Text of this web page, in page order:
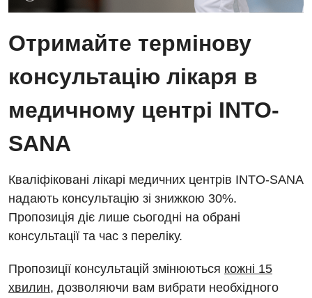
Отримайте термінову
консультацію лікаря в
медичному центрі INTO-
SANA
Кваліфіковані лікарі медичних центрів INTO-SANA
надають консультацію зі знижкою 30%.
Пропозиція діє лише сьогодні на обрані
консультації та час з переліку.
Пропозиції консультацій змінюються кожні 15
хвилин, дозволяючи вам вибрати необхідного